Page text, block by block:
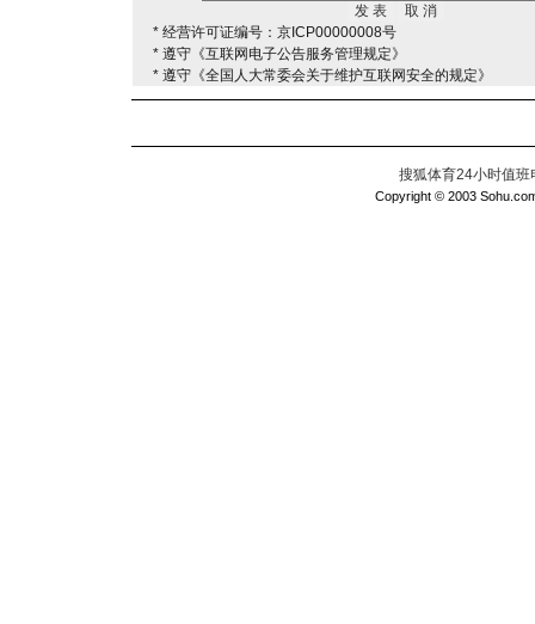
* 经营许可证编号：京ICP00000008号
* 遵守《互联网电子公告服务管理规定》
* 遵守《全国人大常委会关于维护互联网安全的规定》
搜狐体育24小时值
Copyright © 2003